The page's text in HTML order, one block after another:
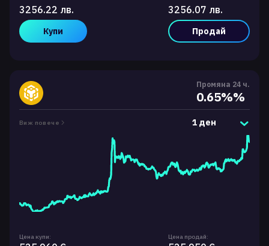
3256.22 лв.
Купи
3256.07 лв.
Продай
Промяна 24 ч.
0.65%%
Виж повече 1 ден
Цена купи: Цена продай: